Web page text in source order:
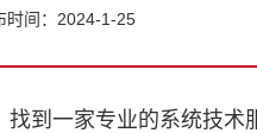
时间：2024-1-25
到一家专业的系统技术